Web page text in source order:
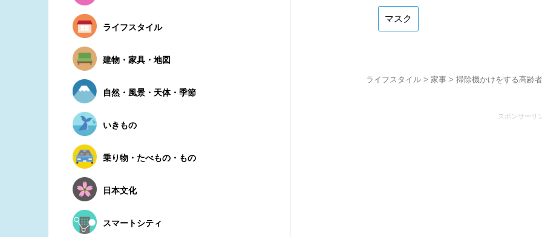
マスク
ライフスタイル> 家事> 掃除機かけをする高齢
スポンサーリ
ライフスタイル
建物・家具・地図
自然・風景・天体・季節
いきもの
乗り物・たべもの・もの
日本文化
スマートシティ